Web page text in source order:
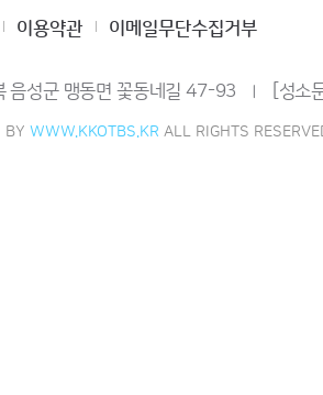
이용약관 이메일무단수집거부
음성군 맹동면 꽃동네길 47-93 [성소
BY WWW.KKOTBS.KR ALL RIGHTS